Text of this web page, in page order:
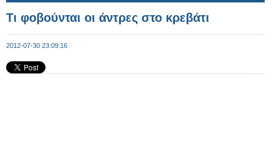
Τι φοβούνται οι άντρες στο κρεβάτι
2012-07-30 23:09:16